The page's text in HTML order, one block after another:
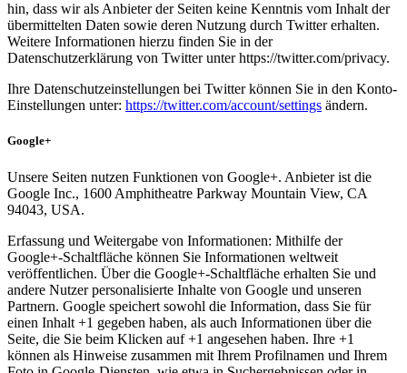
hin, dass wir als Anbieter der Seiten keine Kenntnis vom Inhalt der
übermittelten Daten sowie deren Nutzung durch Twitter erhalten.
Weitere Informationen hierzu finden Sie in der
Datenschutzerklärung von Twitter unter https://twitter.com/privacy.
Ihre Datenschutzeinstellungen bei Twitter können Sie in den Konto-
Einstellungen unter: https://twitter.com/account/settings ändern.
Google+
Unsere Seiten nutzen Funktionen von Google+. Anbieter ist die
Google Inc., 1600 Amphitheatre Parkway Mountain View, CA
94043, USA.
Erfassung und Weitergabe von Informationen: Mithilfe der
Google+-Schaltfläche können Sie Informationen weltweit
veröffentlichen. Über die Google+-Schaltfläche erhalten Sie und
andere Nutzer personalisierte Inhalte von Google und unseren
Partnern. Google speichert sowohl die Information, dass Sie für
einen Inhalt +1 gegeben haben, als auch Informationen über die
Seite, die Sie beim Klicken auf +1 angesehen haben. Ihre +1
können als Hinweise zusammen mit Ihrem Profilnamen und Ihrem